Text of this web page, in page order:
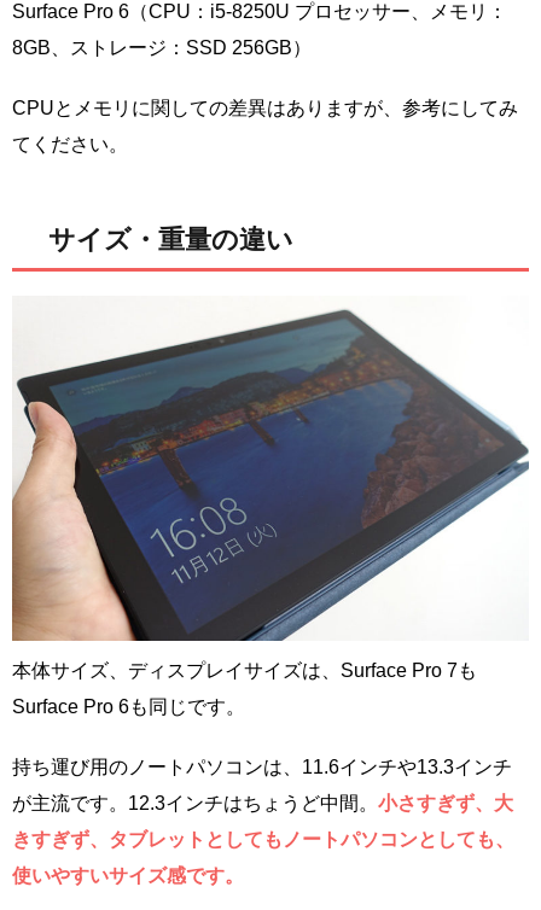
Surface Pro 6（CPU：i5-8250U プロセッサー、メモリ：
8GB、ストレージ：SSD 256GB）
CPUとメモリに関しての差異はありますが、参考にしてみ
てください。
サイズ・重量の違い
本体サイズ、ディスプレイサイズは、Surface Pro 7も
Surface Pro 6も同じです。
持ち運び用のノートパソコンは、11.6インチや13.3インチ
が主流です。12.3インチはちょうど中間。 小さすぎず、大
きすぎず、タブレットとしてもノートパソコンとしても、
使いやすいサイズ感です。